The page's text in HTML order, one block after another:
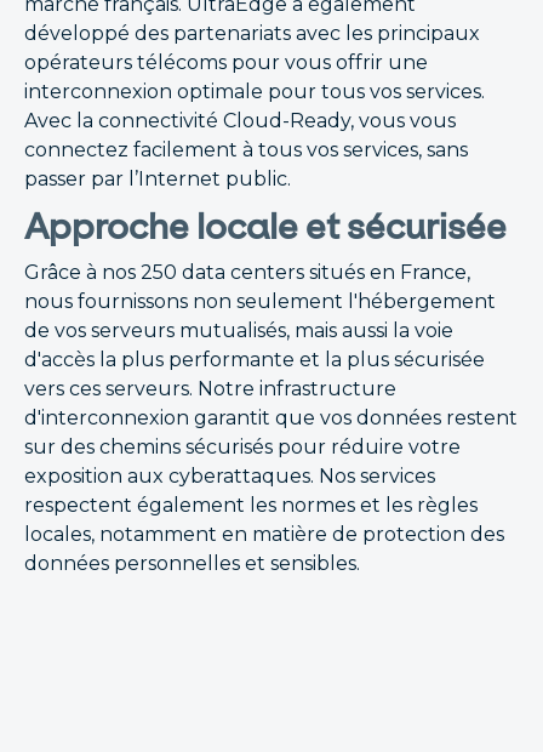
développé des partenariats avec les principaux
opérateurs télécoms pour vous offrir une
interconnexion optimale pour tous vos services.
Avec la connectivité Cloud-Ready, vous vous
connectez facilement à tous vos services, sans
passer par l’Internet public.
Approche locale et sécurisée
Grâce à nos 250 data centers situés en France,
nous fournissons non seulement l'hébergement
de vos serveurs mutualisés, mais aussi la voie
d'accès la plus performante et la plus sécurisée
vers ces serveurs. Notre infrastructure
d'interconnexion garantit que vos données restent
sur des chemins sécurisés pour réduire votre
exposition aux cyberattaques. Nos services
respectent également les normes et les règles
locales, notamment en matière de protection des
données personnelles et sensibles.